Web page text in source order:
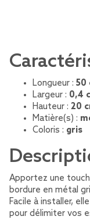
Longueur : 50
Largeur : 0,4
Hauteur : 20
Matière(s) :
Coloris : gris
Apportez une
bordure en métal
Facile à installer,
pour délimiter vos